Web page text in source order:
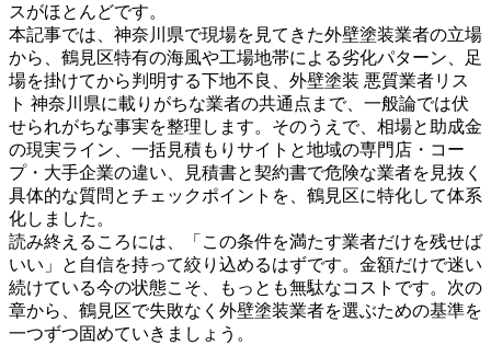
スがほとんどです。
本記事では、神奈川県で現場を見てきた外壁塗装業者の立場
から、鶴見区特有の海風や工場地帯による劣化パターン、足
場を掛けてから判明する下地不良、外壁塗装 悪質業者リス
ト 神奈川県に載りがちな業者の共通点まで、一般論では伏
せられがちな事実を整理します。そのうえで、相場と助成金
の現実ライン、一括見積もりサイトと地域の専門店・コー
プ・大手企業の違い、見積書と契約書で危険な業者を見抜く
具体的な質問とチェックポイントを、鶴見区に特化して体系
化しました。
読み終えるころには、「この条件を満たす業者だけを残せば
いい」と自信を持って絞り込めるはずです。金額だけで迷い
続けている今の状態こそ、もっとも無駄なコストです。次の
章から、鶴見区で失敗なく外壁塗装業者を選ぶための基準を
一つずつ固めていきましょう。